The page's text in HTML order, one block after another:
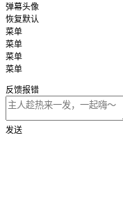
弹幕头像
恢复默认
菜单
菜单
菜单
菜单
反馈报错
发送